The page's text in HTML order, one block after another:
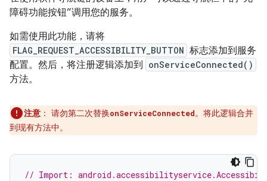
障碍功能按钮”调用您的服务。
如需使用此功能，请将
FLAG_REQUEST_ACCESSIBILITY_BUTTON 标志添加到服务
配置。然后，将注册逻辑添加到
onServiceConnected()
方法。
注意 ： 请勿第二次替换onServiceConnected。将此逻辑合并
到现有方法中。
// Import: